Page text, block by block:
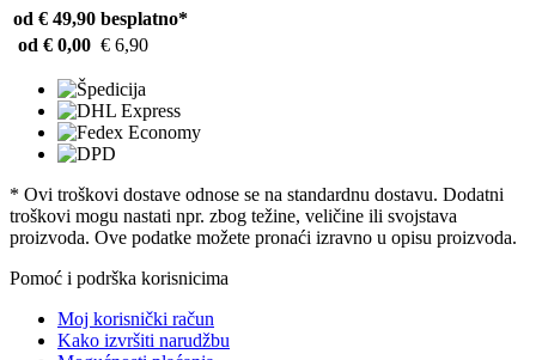
od € 49,90 besplatno*
od € 0,00 € 6,90
* Ovi troškovi dostave odnose se na standardnu ​​dostavu. Dodatni
troškovi mogu nastati npr. zbog težine, veličine ili svojstava
proizvoda. Ove podatke možete pronaći izravno u opisu proizvoda.
Pomoć i podrška korisnicima
Moj korisnički račun
Kako izvršiti narudžbu